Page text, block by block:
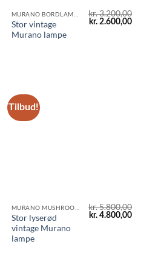
Stor vintage
Murano lampe
kr.3.200,00
Den
oprindelige
kr. 2.600,00
Tilbud!
Stor lyserød
vintage Murano
lampe
kr.5.800,00
Den
oprindelige
kr. 4.800,00